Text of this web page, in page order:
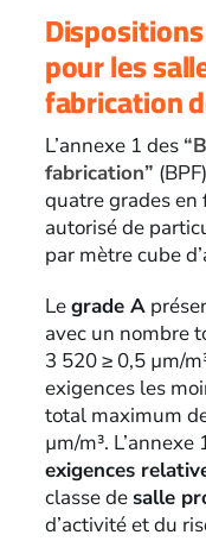
pour les
fabrication
L’annexe 1 des
fabrication”
quatre grades
autorisé de
par mètre cube
Legrade A
avec un nombre
3 520 ≥ 0,5 µm/
exigences les
total maximum
µm/m³.
exigences
classe desalle
d’activité et du